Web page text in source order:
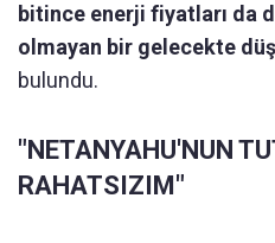
bitince enerji fiyatları da
olmayan bir gelecekte
bulundu.
"NETANYAHU'NUN
RAHATSIZIM"